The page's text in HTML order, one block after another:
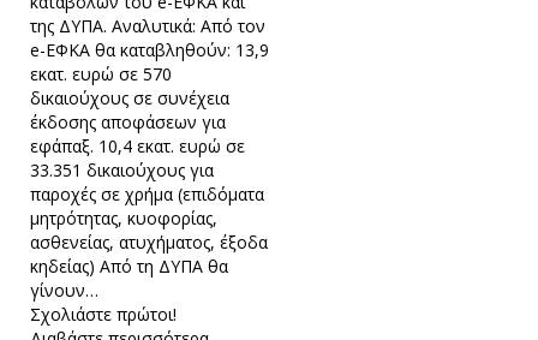
της ΔΥΠΑ. Αναλυτικά: Από τον
e-ΕΦΚΑ θα καταβληθούν: 13,9
εκατ. ευρώ σε 570
δικαιούχους σε συνέχεια
έκδοσης αποφάσεων για
εφάπαξ. 10,4 εκατ. ευρώ σε
33.351 δικαιούχους για
παροχές σε χρήμα (επιδόματα
μητρότητας, κυοφορίας,
ασθενείας, ατυχήματος, έξοδα
κηδείας) Από τη ΔΥΠΑ θα
γίνουν…
Σχολιάστε πρώτοι!